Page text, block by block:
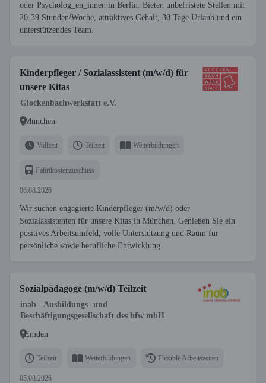
oder Psycholog_en_innen in Berlin. Bieten unbefristete Stellen mit
20-39 Stunden/Woche, attraktives Gehalt, 30 Tage Urlaub und ein
unterstützendes Team.
Kinderpfleger / Sozialassistent (m/w/d) für
unsere Kitas
Glockenbachwerkstatt e.V.
München
Vollzeit Teilzeit Weiterbildungen
Fahrtkostenzuschuss
06.08.2026
Wir suchen engagierte Kinderpfleger (m/w/d) oder
Sozialassistenten für unsere Kitas in München. Genießen Sie ein
positives Arbeitsumfeld, volle Unterstützung und Raum für
persönliche sowie berufliche Entwicklung.
Sozialpädagoge (m/w/d) Teilzeit
inab - Ausbildungs- und
Beschäftigungsgesellschaft des bfw mbH
Emden
Teilzeit Weiterbildungen Flexible Arbeitszeiten
05.08.2026